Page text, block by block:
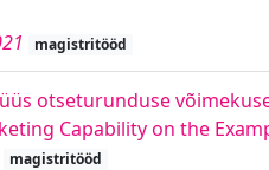
magistritööd
otseturunduse
Capability on the
magistritööd